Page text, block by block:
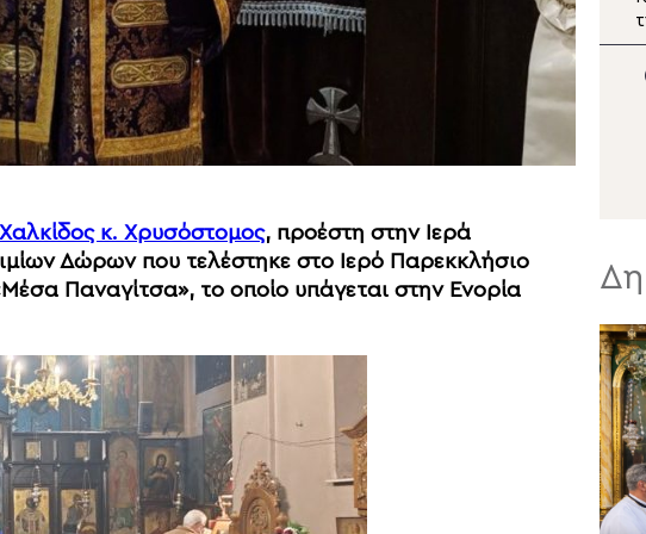
κ. Χρυσόστομος, προέστη στην Ιερά
Δώρων που τελέστηκε στο Ιερό Παρεκκλήσιο
Παναγίτσα», το οποίο υπάγεται στην Ενορία
ευγνωμοσύνης του
Μεσολογγίου προς το